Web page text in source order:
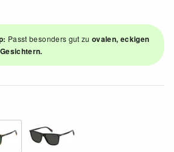
Passt besonders gut zuovalen, eckigen